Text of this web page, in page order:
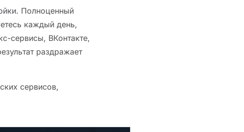
Полноценный
каждый день,
сервисы, ВКонтакте,
раздражает
сервисов,